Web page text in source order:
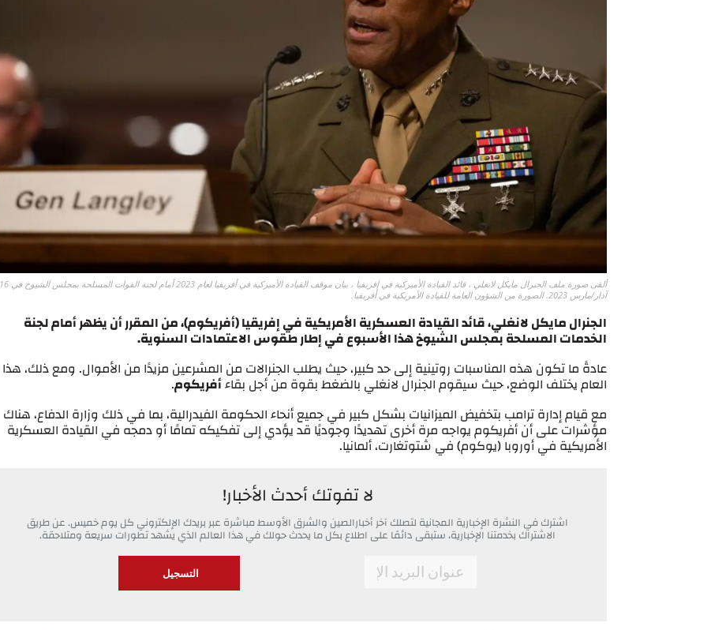
ألقى صورة ملف الجنرال مايكل لانغلي ، قائد القيادة الأميركية في إفريقيا ، بيان موقف القيادة الأميركية في أفريقيا لعام 2023 أمام لجنة القوات المسلحة بمجلس الشيوخ في 16
آذار/مارس 2023. الصورة من الشؤون العامة للقيادة الأمريكية في أفريقيا.
الجنرال مايكل لانغلي، قائد القيادة العسكرية الأمريكية في إفريقيا (أفريكوم)، من المقرر أن يظهر أمام لجنة
الخدمات المسلحة بمجلس الشيوخ هذا الأسبوع في إطار طقوس الاعتمادات السنوية.
عادةً ما تكون هذه المناسبات روتينية إلى حد كبير، حيث يطلب الجنرالات من المشرعين مزيدًا من الأموال. ومع ذلك، هذا
العام يختلف الوضع، حيث سيقوم الجنرال لانغلي بالضغط بقوة من أجل بقاءأفريكوم.
مع قيام إدارة ترامب بتخفيض الميزانيات بشكل كبير في جميع أنحاء الحكومة الفيدرالية، بما في ذلك وزارة الدفاع، هناك
مؤشرات على أن أفريكوم يواجه مرة أخرى تهديدًا وجوديًا قد يؤدي إلى تفكيكه تمامًا أو دمجه في القيادة العسكرية
الأمريكية في أوروبا (يوكوم) في شتوتغارت، ألمانيا.
لا تفوتك أحدث الأخبار!
اشترك في النشرة الإخبارية المجانية لتصلك آخر أخبارالصين والشرق الأوسط مباشرة عبر بريدك الإلكتروني كل يوم خميس. عن طريق
الاشتراك بخدمتنا الإخبارية، ستبقى دائمًا على اطلاع بكل ما يحدث حولك في هذا العالم الذي يشهد تطورات سريعة ومتلاحقة.
Email
*